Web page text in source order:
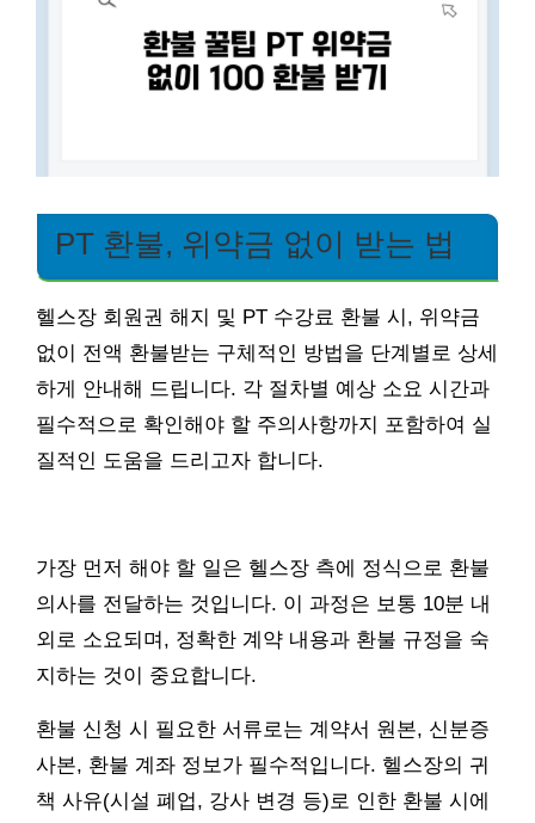
PT 환불, 위약금 없이 받는 법
헬스장 회원권 해지 및 PT 수강료 환불 시, 위약금
없이 전액 환불받는 구체적인 방법을 단계별로 상세
하게 안내해 드립니다. 각 절차별 예상 소요 시간과
필수적으로 확인해야 할 주의사항까지 포함하여 실
질적인 도움을 드리고자 합니다.
가장 먼저 해야 할 일은 헬스장 측에 정식으로 환불
의사를 전달하는 것입니다. 이 과정은 보통 10분 내
외로 소요되며, 정확한 계약 내용과 환불 규정을 숙
지하는 것이 중요합니다.
환불 신청 시 필요한 서류로는 계약서 원본, 신분증
사본, 환불 계좌 정보가 필수적입니다. 헬스장의 귀
책 사유(시설 폐업, 강사 변경 등)로 인한 환불 시에